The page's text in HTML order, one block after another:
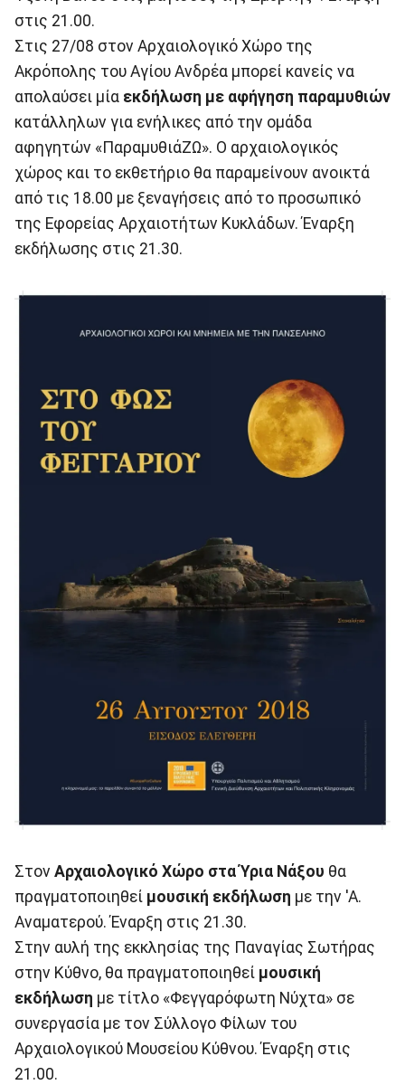
στις 21.00.
Στις 27/08 στον Αρχαιολογικό Χώρο της
Ακρόπολης του Αγίου Ανδρέα μπορεί κανείς να
απολαύσει μία εκδήλωση με αφήγηση παραμυθιών
κατάλληλων για ενήλικες από την ομάδα
αφηγητών «ΠαραμυθιάΖΩ». Ο αρχαιολογικός
χώρος και το εκθετήριο θα παραμείνουν ανοικτά
από τις 18.00 με ξεναγήσεις από το προσωπικό
της Εφορείας Αρχαιοτήτων Κυκλάδων. Έναρξη
εκδήλωσης στις 21.30.
Στον Αρχαιολογικό Χώρο στα Ύρια Νάξου θα
πραγματοποιηθεί μουσική εκδήλωση με την 'Α.
Αναματερού. Έναρξη στις 21.30.
Στην αυλή της εκκλησίας της Παναγίας Σωτήρας
στην Κύθνο, θα πραγματοποιηθεί μουσική
εκδήλωση με τίτλο «Φεγγαρόφωτη Νύχτα» σε
συνεργασία με τον Σύλλογο Φίλων του
Αρχαιολογικού Μουσείου Κύθνου. Έναρξη στις
21.00.